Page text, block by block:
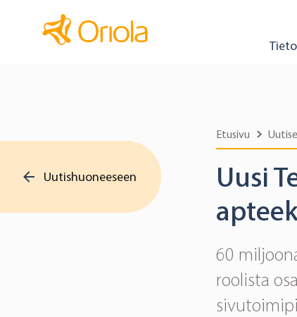
Uutishuoneeseen
Etusivu
Uusi
60
roolista